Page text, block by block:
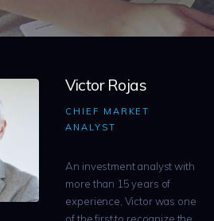
Victor Rojas
CHIEF MARKET
ANALYST
An investment analyst with
more than 15 years of
experience, Victor was one